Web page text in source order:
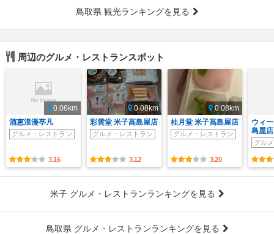
鳥取県 観光ランキングを見る
周辺のグルメ・レストランスポット
0.06km
酒恵浪漫亭凡
グルメ・レストラン
3.16
0.08km
彩雲堂 米子高島屋店
グルメ・レストラン
3.12
0.08km
桂月堂 米子高島屋店
グルメ・レストラン
3.20
ウィ
島屋店
グル
米子 グルメ・レストランランキングを見る
鳥取県 グルメ・レストランランキングを見る